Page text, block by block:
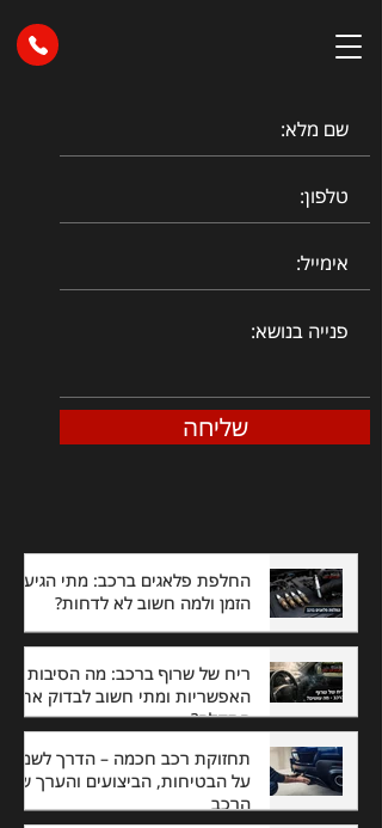
שליחה
החלפת פלאגים ברכב: מתי הגיע
הזמן ולמה חשוב לא לדחות?
ריח של שרוף ברכב: מה הסיבות
האפשריות ומתי חשוב לבדוק את
התקלה?
תחזוקת רכב חכמה – הדרך לשמור
על הבטיחות, הביצועים והערך של
הרכב